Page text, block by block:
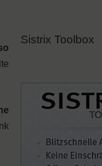
Sistrix Toolbox